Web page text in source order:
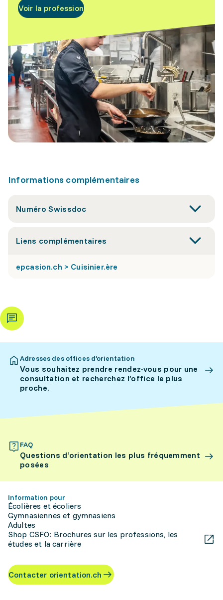
Voir la profession
Informations complémentaires
Numéro Swissdoc
Liens complémentaires
epcasion.ch > Cuisinier.ère
Adresses des offices d’orientation
Vous souhaitez prendre rendez-vous pour une
consultation et recherchez l’office le plus
proche.
FAQ
Questions d’orientation les plus fréquemment
posées
Information pour
Écolières et écoliers
Gymnasiennes et gymnasiens
Adultes
Shop CSFO: Brochures sur les professions, les
études et la carrière
Contacter orientation.ch